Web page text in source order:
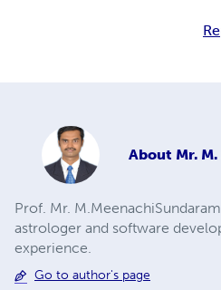
About Mr.
Prof. Mr.
astrologer and software
experience.
Go to author's page